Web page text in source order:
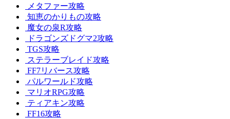
メタファー攻略
知恵のかりもの攻略
魔女の泉R攻略
ドラゴンズドグマ2攻略
TGS攻略
ステラーブレイド攻略
FF7リバース攻略
パルワールド攻略
マリオRPG攻略
ティアキン攻略
FF16攻略